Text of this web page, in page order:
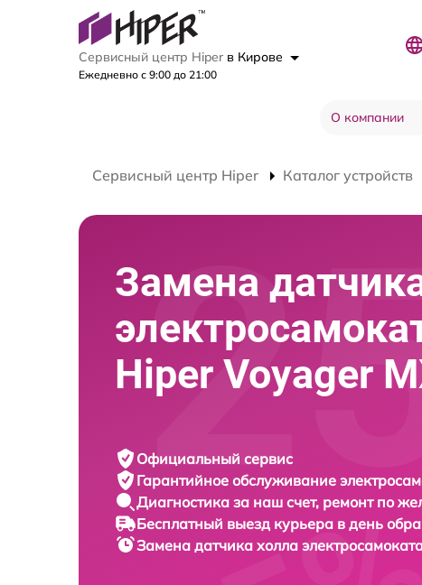
Сервисный центр Hiper в Кирове
Ежедневно с 9:00 до 21:00
О компании
Сервисный центр Hiper Каталог устройств
Замена
Hiper Voyager
Официальный сервис
Гарантийное обслуживание
Диагностика за наш счет, ремонт по
Бесплатный выезд курьера в день
Замена датчика холла